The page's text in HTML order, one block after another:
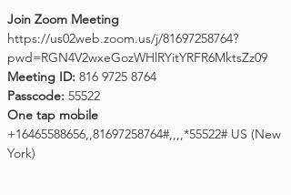
Join Zoom Meeting
https://us02web.zoom.us/j/81697258764?
pwd=RGN4V2wxeGozWHlRYitYRFR6MktsZz09
Meeting ID: 816 9725 8764
Passcode: 55522
One tap mobile
+16465588656,,81697258764#,,,,*55522# US (New
York)